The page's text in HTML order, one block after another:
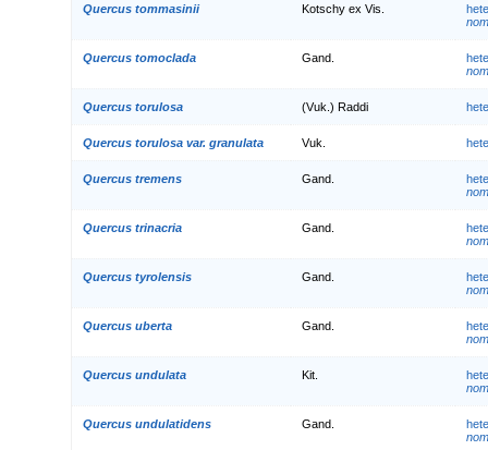
Quercus tommasinii Kotschy ex Vis.
Quercus tomoclada Gand.
Quercus torulosa (Vuk.) Raddi
Quercus torulosa var. granulata Vuk.
Quercus tremens Gand.
Quercus trinacria Gand.
Quercus tyrolensis Gand.
Quercus uberta Gand.
Quercus undulata Kit.
Quercus undulatidens Gand.